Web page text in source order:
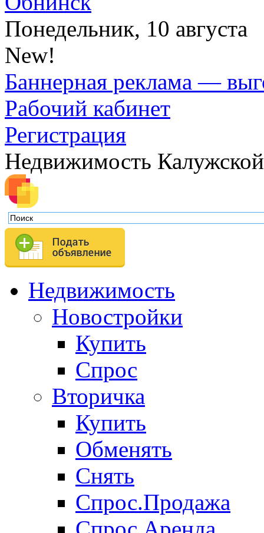
Понедельник, 10 августа
New!
Баннерная реклама —
Рабочий кабинет
Регистрация
Недвижимость
Недвижимость
Новостройки
Купить
Спрос
Вторичка
Купить
Обменять
Снять
Спрос.Продажа